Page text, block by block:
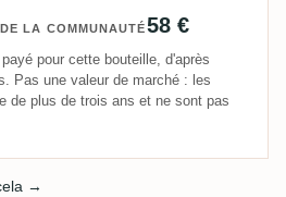
LA COMMUNAUTÉ58 €
pour cette bouteille, d'après
Pas une valeur de marché : les
de plus de trois ans et ne sont pas
→